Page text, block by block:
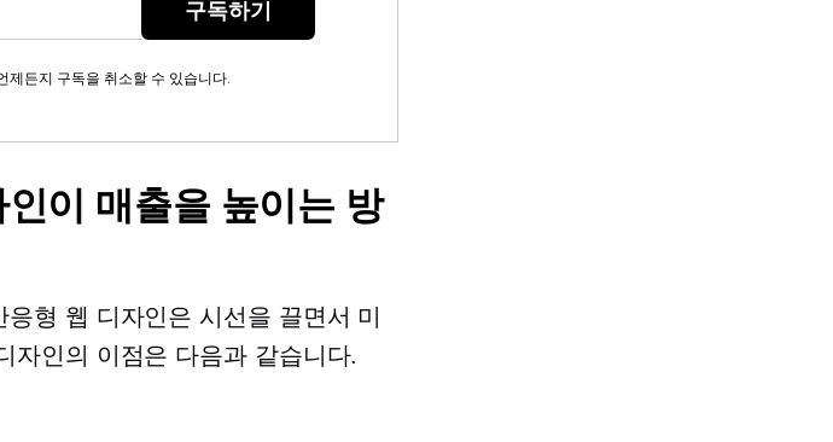
구독하기
든지 구독을 취소할 수 있습니다.
이 매출을 높이는 방
형 웹 디자인은 시선을 끌면서 미
자인의 이점은 다음과 같습니다.